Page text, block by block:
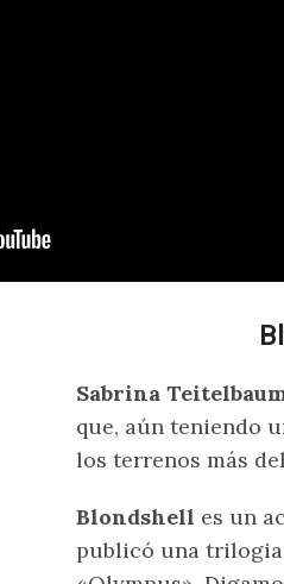
Sabrina
que, aún teniendo
los terrenos más
Blondshell es un
publicó una trilogia